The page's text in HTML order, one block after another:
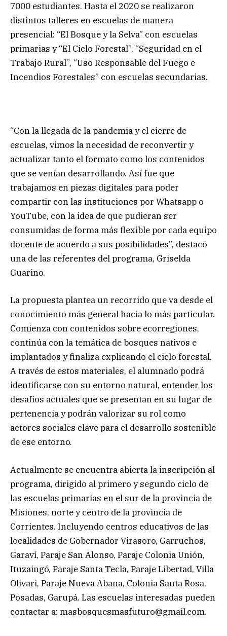
7000 estudiantes. Hasta el 2020 se realizaron
distintos talleres en escuelas de manera
presencial: “El Bosque y la Selva” con escuelas
primarias y “El Ciclo Forestal”, “Seguridad en el
Trabajo Rural”, “Uso Responsable del Fuego e
Incendios Forestales” con escuelas secundarias.
“Con la llegada de la pandemia y el cierre de
escuelas, vimos la necesidad de reconvertir y
actualizar tanto el formato como los contenidos
que se venían desarrollando. Así fue que
trabajamos en piezas digitales para poder
compartir con las instituciones por Whatsapp o
YouTube, con la idea de que pudieran ser
consumidas de forma más flexible por cada equipo
docente de acuerdo a sus posibilidades”, destacó
una de las referentes del programa, Griselda
Guarino.
La propuesta plantea un recorrido que va desde el
conocimiento más general hacia lo más particular.
Comienza con contenidos sobre ecorregiones,
continúa con la temática de bosques nativos e
implantados y finaliza explicando el ciclo forestal.
A través de estos materiales, el alumnado podrá
identificarse con su entorno natural, entender los
desafíos actuales que se presentan en su lugar de
pertenencia y podrán valorizar su rol como
actores sociales clave para el desarrollo sostenible
de ese entorno.
Actualmente se encuentra abierta la inscripción al
programa, dirigido al primero y segundo ciclo de
las escuelas primarias en el sur de la provincia de
Misiones, norte y centro de la provincia de
Corrientes. Incluyendo centros educativos de las
localidades de Gobernador Virasoro, Garruchos,
Garaví, Paraje San Alonso, Paraje Colonia Unión,
Ituzaingó, Paraje Santa Tecla, Paraje Libertad, Villa
Olivari, Paraje Nueva Abana, Colonia Santa Rosa,
Posadas, Garupá. Las escuelas interesadas pueden
contactar a: masbosquesmasfuturo@gmail.com.